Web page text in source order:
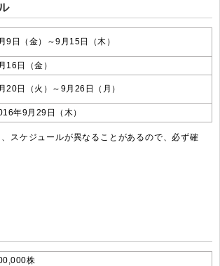
9日（金）～9月15日（木）
16日（金）
20日（火）～9月26日（月）
年9月29日（木）
スケジュールが異なることがあるので、必ず確
株